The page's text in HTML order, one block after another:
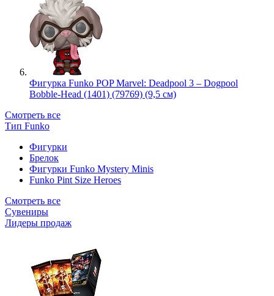
Фигурка Funko POP Marvel: Deadpool 3 – Dogpool
Bobble-Head (1401) (79769) (9,5 см)
Смотреть все
Тип Funko
Фигурки
Брелок
Фигурки Funko Mystery Minis
Funko Pint Size Heroes
Смотреть все
Сувениры
Лидеры продаж